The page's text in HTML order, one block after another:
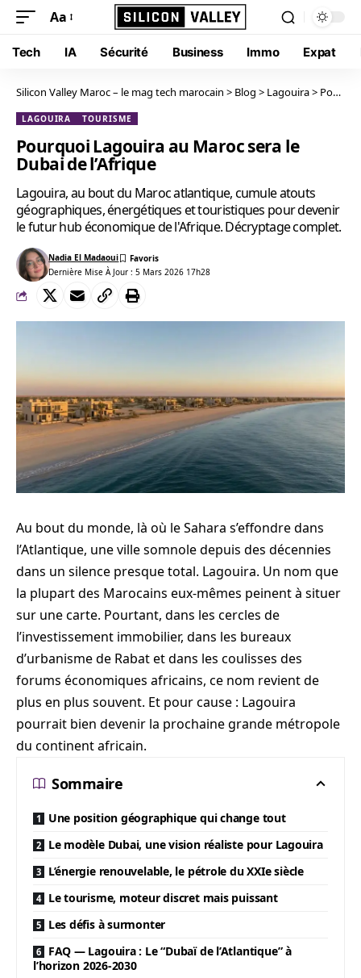
Aa
Tech IA Sécurité Business Immo Expat
Silicon Valley Maroc – le mag tech marocain > Blog > Lagouira> Pourquoi Lagouira au Maroc sera le Dubai de l’Afrique
LAGOUIRA TOURISME
Pourquoi Lagouira au Maroc sera le
Dubai de l’Afrique
Lagouira, au bout du Maroc atlantique, cumule atouts
géographiques, énergétiques et touristiques pour devenir
le futur hub économique de l'Afrique. Décryptage complet.
Dernière Mise À Jour : 5 Mars 2026 17h28
Nadia El Madaoui
Au bout du monde, là où le Sahara s’effondre dans
l’Atlantique, une ville somnole depuis des décennies
dans un silence presque total. Lagouira. Un nom que
la plupart des Marocains eux-mêmes peinent à situer
sur une carte. Pourtant, dans les cercles de
l’investissement immobilier, dans les bureaux
d’urbanisme de Rabat et dans les coulisses des
forums économiques africains, ce nom revient de
plus en plus souvent. Et pour cause : Lagouira
pourrait bien devenir la prochaine grande métropole
du continent africain.
Sommaire
Une position géographique qui change tout
Le modèle Dubai, une vision réaliste pour Lagouira
L’énergie renouvelable, le pétrole du XXIe siècle
Le tourisme, moteur discret mais puissant
Les défis à surmonter
FAQ — Lagouira : Le “Dubaï de l’Atlantique” à
l’horizon 2026-2030